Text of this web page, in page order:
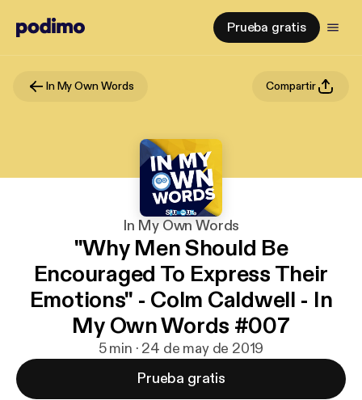
Prueba gratis
In My Own Words Compartir
In My Own Words
"Why Men Should Be
Encouraged To Express Their
Emotions" - Colm Caldwell - In
My Own Words #007
5 min · 24 de may de 2019
Prueba gratis